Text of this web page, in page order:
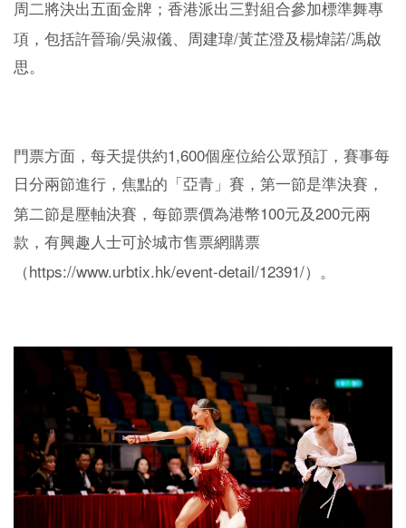
周二將決出五面金牌；香港派出三對組合參加標準舞專
項，包括許晉瑜/吳淑儀、周建瑋/黃芷澄及楊煒諾/馮啟
思。
門票方面，每天提供約1,600個座位給公眾預訂，賽事每
日分兩節進行，焦點的「亞青」賽，第一節是準決賽，
第二節是壓軸決賽，每節票價為港幣100元及200元兩
款，有興趣人士可於城市售票網購票
（https://www.urbtix.hk/event-detail/12391/）。